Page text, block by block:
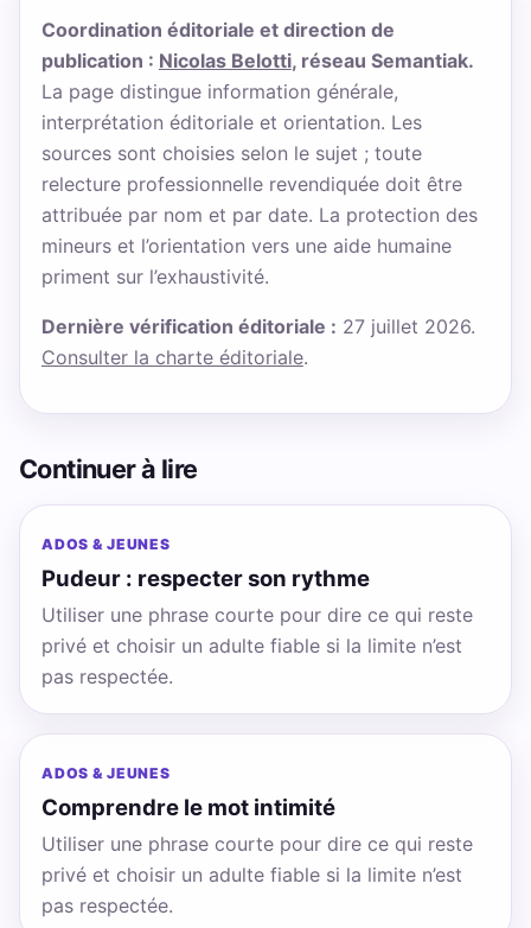
Coordination éditoriale et direction de
publication : Nicolas Belotti, réseau Semantiak.
La page distingue information générale,
interprétation éditoriale et orientation. Les
sources sont choisies selon le sujet ; toute
relecture professionnelle revendiquée doit être
attribuée par nom et par date. La protection des
mineurs et l’orientation vers une aide humaine
priment sur l’exhaustivité.
Dernière vérification éditoriale : 27 juillet 2026.
Consulter la charte éditoriale.
Continuer à lire
ADOS & JEUNES
Pudeur : respecter son rythme
Utiliser une phrase courte pour dire ce qui reste
privé et choisir un adulte fiable si la limite n’est
pas respectée.
ADOS & JEUNES
Comprendre le mot intimité
Utiliser une phrase courte pour dire ce qui reste
privé et choisir un adulte fiable si la limite n’est
pas respectée.